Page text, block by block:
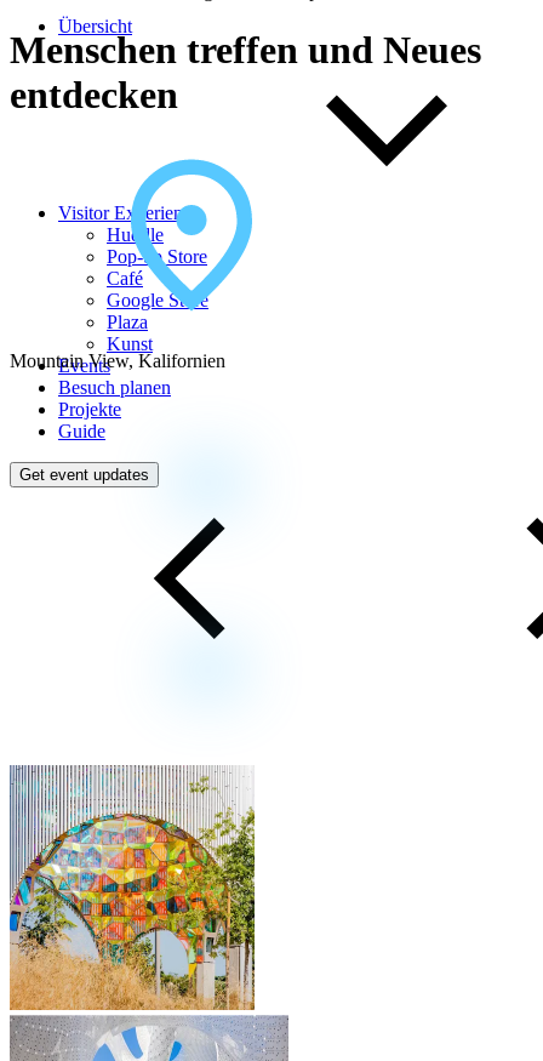
Übersicht
Visitor Experience
Huddle
Pop‑up Store
Café
Google Store
Plaza
Kunst
Events
Besuch planen
Projekte
Guide
Get event updates
Menschen treffen und Neues
entdecken
Mountain View, Kalifornien